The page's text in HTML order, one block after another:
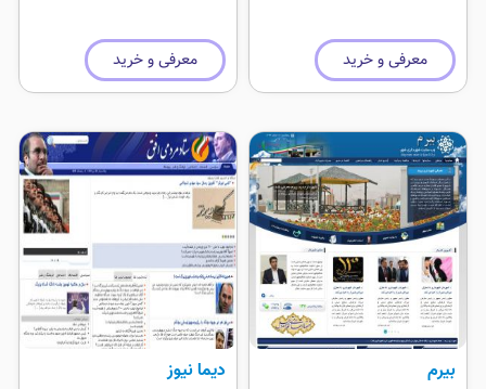
معرفی و خرید معرفی و خرید
بیرم دیما نیوز